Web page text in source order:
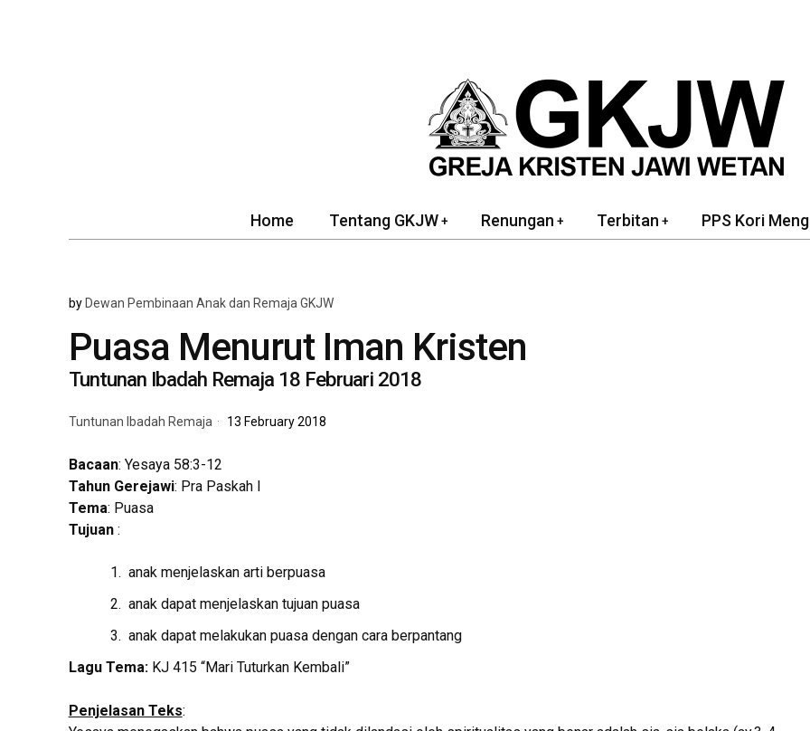
Home Tentang GKJW Renungan Terbitan PPS Kori
by Dewan Pembinaan Anak dan Remaja GKJW
Puasa Menurut Iman Kristen
Tuntunan Ibadah Remaja 18 Februari 2018
Tuntunan Ibadah Remaja 13 February 2018
Bacaan: Yesaya 58:3-12
Tahun Gerejawi: Pra Paskah I
Tema: Puasa
Tujuan:
anak menjelaskan arti berpuasa
anak dapat menjelaskan tujuan puasa
anak dapat melakukan puasa dengan cara berpantang
Lagu Tema:KJ 415 “Mari Tuturkan Kembali”
Penjelasan Teks: